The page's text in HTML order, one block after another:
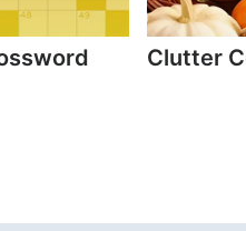
Clutter